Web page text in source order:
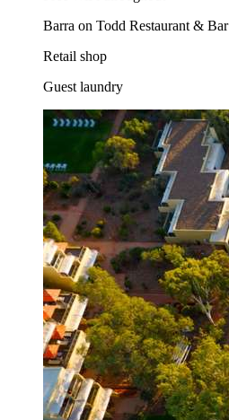
Barra on Todd Restaurant & Bar
Retail shop
Guest laundry